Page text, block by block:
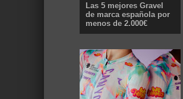
Las 5 mejores Gravel
de marca española por
menos de 2.000€